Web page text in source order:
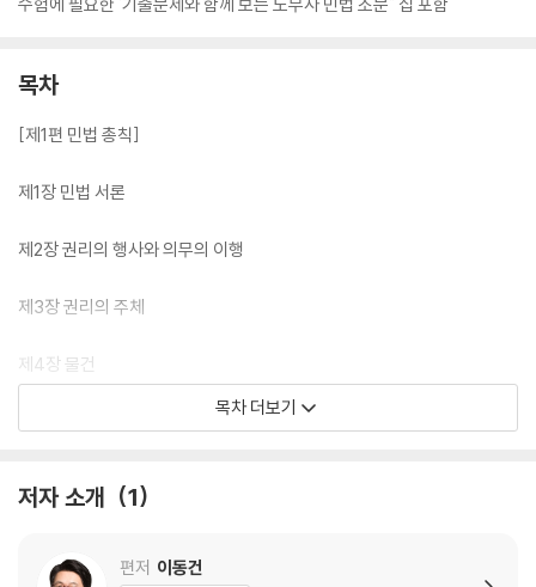
목차
[제1편 민법 총칙]
제1장 민법 서론
제2장 권리의 행사와 의무의 이행
제3장 권리의 주체
제4장 물건
목차 더보기
저자 소개 1
편저 이동건